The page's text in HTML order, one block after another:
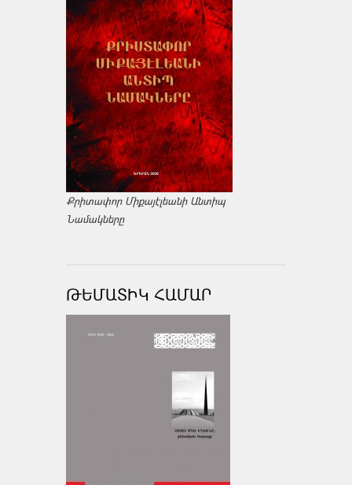
Քրիտափոր Միքայէլեանի Անտիպ
Նամակները
ԹԵՄԱՏԻԿ ՀԱՄԱՐ